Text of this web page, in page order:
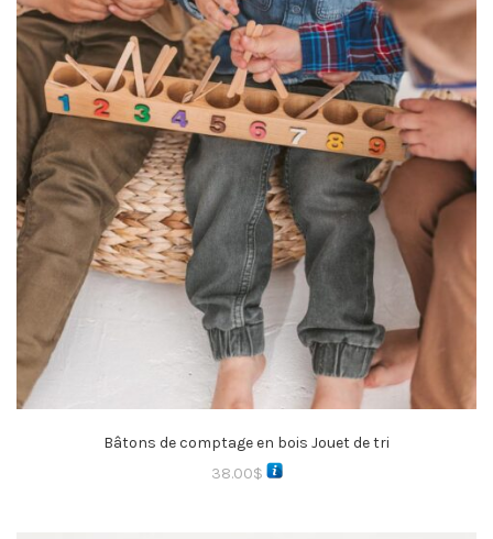
Bâtons de comptage en bois Jouet de tri
38.00$